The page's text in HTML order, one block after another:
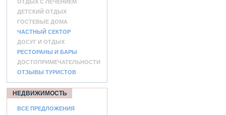
ОТДЫХ С ЛЕЧЕНИЕМ
ДЕТСКИЙ ОТДЫХ
ГОСТЕВЫЕ ДОМА
ЧАСТНЫЙ СЕКТОР
ДОСУГ И ОТДЫХ
РЕСТОРАНЫ И БАРЫ
ДОСТОПРИМЕЧАТЕЛЬНОСТИ
ОТЗЫВЫ ТУРИСТОВ
НЕДВИЖИМОСТЬ
ВСЕ ПРЕДЛОЖЕНИЯ